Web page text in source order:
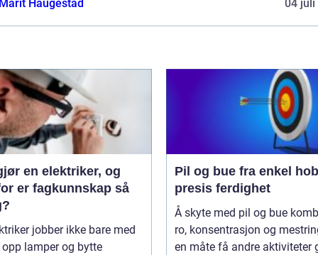
Haugestad 04 juli
en elektriker, og
er fagkunnskap så
jobber ikke bare med
lamper og bytte
Pil og bue fra enkel hobby til
presis ferdighet
Å skyte med pil og bue
ro, konsentrasjon og
en måte få andre aktiviteter